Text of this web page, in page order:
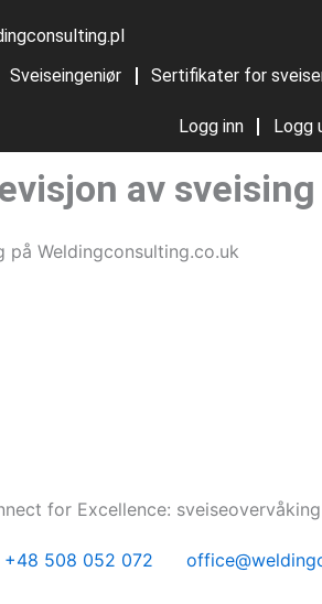
Sveiseingeniør Sertifikater for
Logg inn Logg
av sveising
på Weldingconsulting.co.uk
for Excellence:
+48 508 052 072